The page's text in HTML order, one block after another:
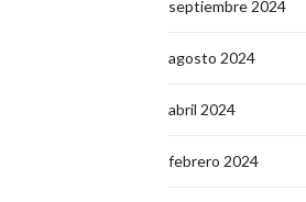
septiembre 2024
agosto 2024
abril 2024
febrero 2024